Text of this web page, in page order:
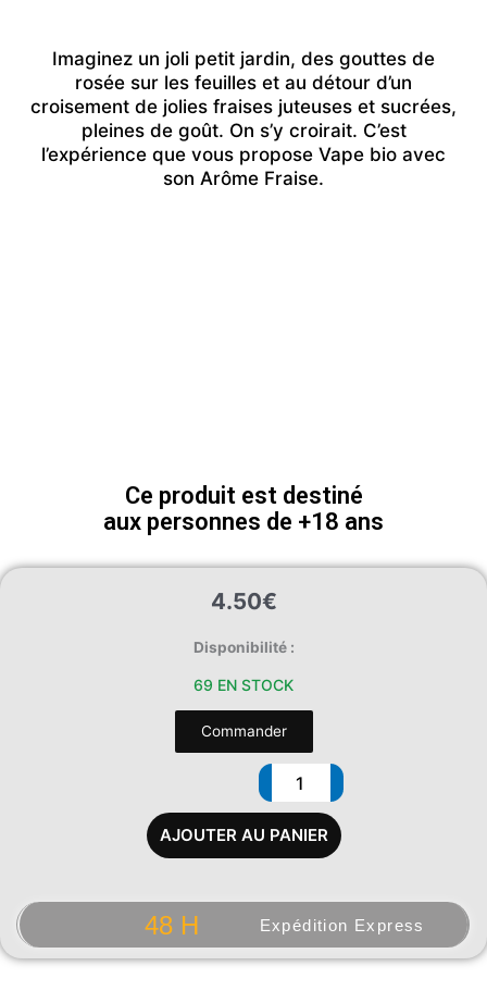
Imaginez un joli petit jardin, des gouttes de
rosée sur les feuilles et au détour d’un
croisement de jolies fraises juteuses et sucrées,
pleines de goût. On s’y croirait. C’est
l’expérience que vous propose Vape bio avec
son Arôme Fraise.
Ce produit est destiné
aux personnes de +18 ans
4.50€
Disponibilité :
69 EN STOCK
quantité
Arôme
Fraise
AJOUTER AU PANIER
Commander
48 H Expédition Express